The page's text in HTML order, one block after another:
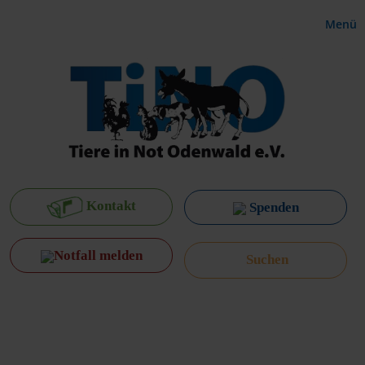
Menü
Kontakt Spenden
Notfall melden